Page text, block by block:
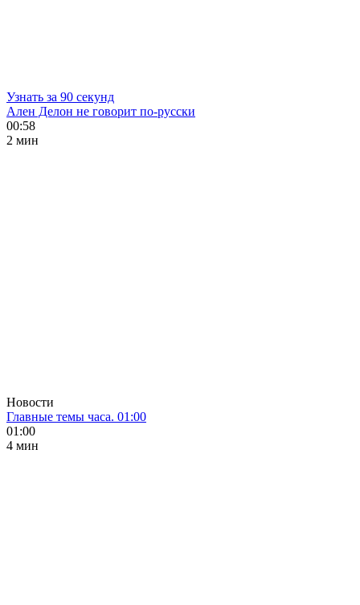
Узнать за 90 секунд
Ален Делон не говорит по-русски
00:58
2 мин
Новости
Главные темы часа. 01:00
01:00
4 мин